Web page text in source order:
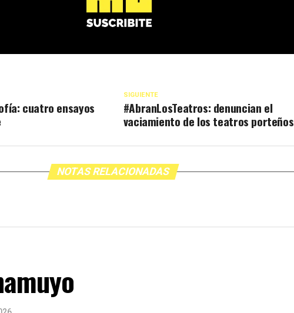
SIGUIENTE
#AbranLosTeatros: denuncian el
vaciamiento de los teatros porteños
cuatro ensayos
NOTAS RELACIONADAS